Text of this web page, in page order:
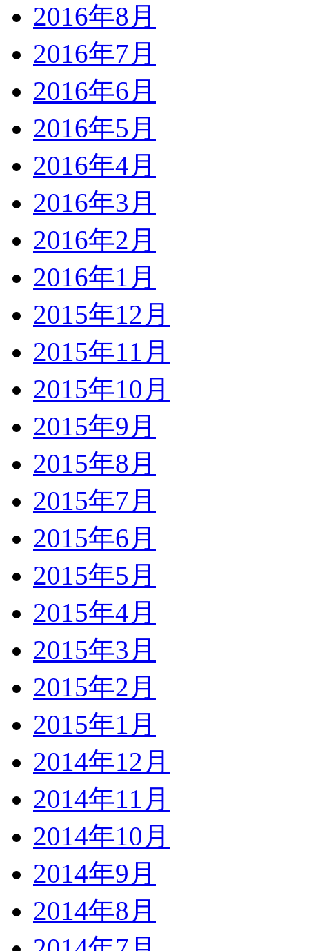
2016年8月
2016年7月
2016年6月
2016年5月
2016年4月
2016年3月
2016年2月
2016年1月
2015年12月
2015年11月
2015年10月
2015年9月
2015年8月
2015年7月
2015年6月
2015年5月
2015年4月
2015年3月
2015年2月
2015年1月
2014年12月
2014年11月
2014年10月
2014年9月
2014年8月